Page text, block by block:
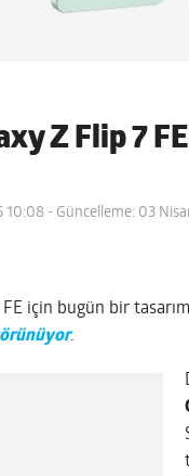
Z Flip 7
10:08 - Güncelleme: 03
için bugün bir tasarım
.